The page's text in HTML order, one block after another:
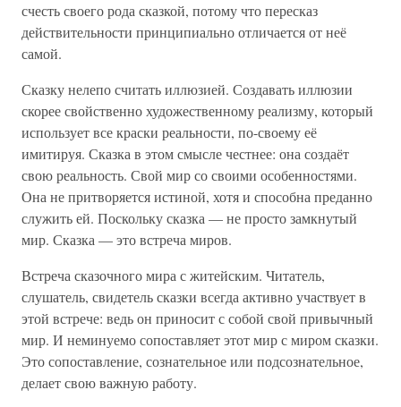
счесть своего рода сказкой, потому что пересказ
действительности принципиально отличается от неё
самой.
Сказку нелепо считать иллюзией. Создавать иллюзии
скорее свойственно художественному реализму, который
использует все краски реальности, по-своему её
имитируя. Сказка в этом смысле честнее: она создаёт
свою реальность. Свой мир со своими особенностями.
Она не притворяется истиной, хотя и способна преданно
служить ей. Поскольку сказка — не просто замкнутый
мир. Сказка — это встреча миров.
Встреча сказочного мира с житейским. Читатель,
слушатель, свидетель сказки всегда активно участвует в
этой встрече: ведь он приносит с собой свой привычный
мир. И неминуемо сопоставляет этот мир с миром сказки.
Это сопоставление, сознательное или подсознательное,
делает свою важную работу.